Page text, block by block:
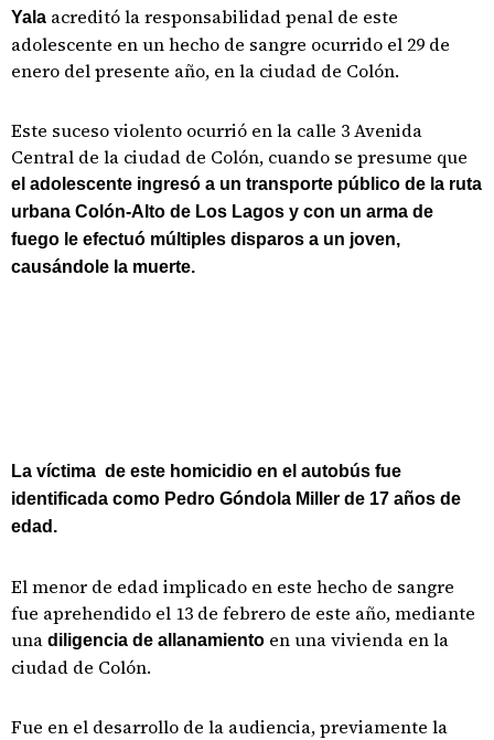
Yala acreditó la responsabilidad penal de este
adolescente en un hecho de sangre ocurrido el 29 de
enero del presente año, en la ciudad de Colón.
Este suceso violento ocurrió en la calle 3 Avenida
Central de la ciudad de Colón, cuando se presume que
el adolescente ingresó a un transporte público de la ruta
urbana Colón-Alto de Los Lagos y con un arma de
fuego le efectuó múltiples disparos a un joven,
causándole la muerte.
La víctima de este homicidio en el autobús fue
identificada como Pedro Góndola Miller de 17 años de
edad.
El menor de edad implicado en este hecho de sangre
fue aprehendido el 13 de febrero de este año, mediante
una diligencia de allanamiento en una vivienda en la
ciudad de Colón.
Fue en el desarrollo de la audiencia, previamente la